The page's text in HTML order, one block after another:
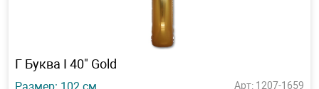
Г Буква I 40" Gold
Арт: 1207-1659